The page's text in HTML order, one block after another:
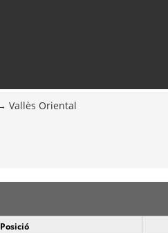
Vallès Oriental
Posició